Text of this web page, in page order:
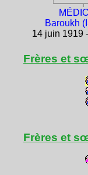
Baroukh
14 juin 1919
Frères et
Frères et